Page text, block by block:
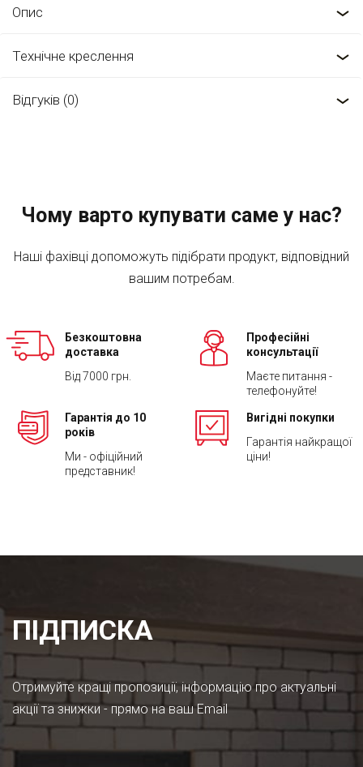
Опис
Технічне креслення
Відгуків (0)
Чому варто купувати саме у нас?
Наші фахівці допоможуть підібрати продукт, відповідний
вашим потребам.
Безкоштовна
доставка
Від 7000 грн.
Професійні
консультації
Маєте питання -
телефонуйте!
Гарантія до 10
років
Ми - офіційний
представник!
Вигідні покупки
Гарантія найкращої
ціни!
ПІДПИСКА
Отримуйте кращі пропозиції, інформацію про актуальні
акції та знижки - прямо на ваш Email